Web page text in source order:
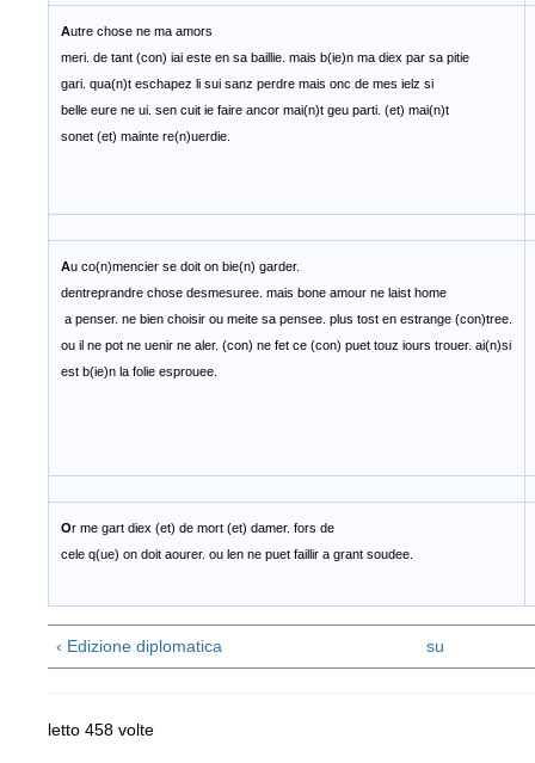
Autre chose ne ma amors
meri. de tant (con) iai este en sa baillie. mais b(ie)n ma diex par sa pitie
gari. qua(n)t eschapez li sui sanz perdre mais onc de mes ielz si
belle eure ne ui. sen cuit ie faire ancor mai(n)t geu parti. (et) mai(n)t
sonet (et) mainte re(n)uerdie.
Au co(n)mencier se doit on bie(n) garder.
dentreprandre chose desmesuree. mais bone amour ne laist home
a penser. ne bien choisir ou meite sa pensee. plus tost en estrange (con)tree.
ou il ne pot ne uenir ne aler. (con) ne fet ce (con) puet touz iours trouer. ai(n)si
est b(ie)n la folie esprouee.
Or me gart diex (et) de mort (et) damer. fors de
cele q(ue) on doit aourer. ou len ne puet faillir a grant soudee.
‹ Edizione diplomatica su
letto 458 volte